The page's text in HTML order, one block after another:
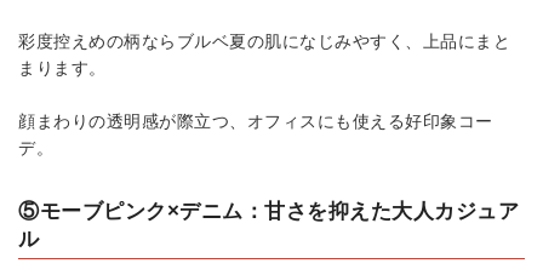
彩度控えめの柄ならブルベ夏の肌になじみやすく、上品にまと
まります。
顔まわりの透明感が際立つ、オフィスにも使える好印象コー
デ。
⑤モーブピンク×デニム：甘さを抑えた大人カジュア
ル